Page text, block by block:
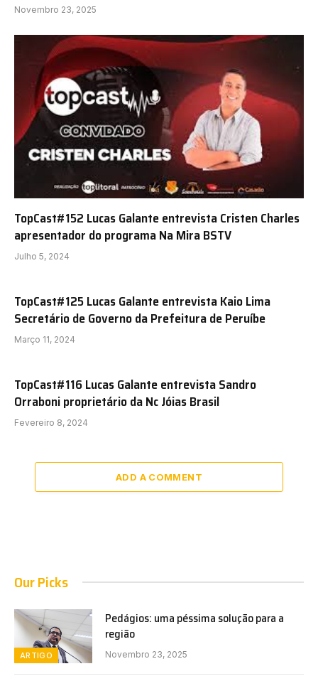
Novembro 23, 2025
TopCast#152 Lucas Galante entrevista Cristen Charles
apresentador do programa Na Mira BSTV
Julho 5, 2024
TopCast#125 Lucas Galante entrevista Kaio Lima
Secretário de Governo da Prefeitura de Peruíbe
Março 11, 2024
TopCast#116 Lucas Galante entrevista Sandro
Orraboni proprietário da Nc Jóias Brasil
Fevereiro 8, 2024
ADD A COMMENT
Our Picks
ARTIGO
Pedágios: uma péssima solução para a
região
Novembro 23, 2025